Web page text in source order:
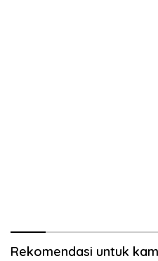
Rekomendasi untuk